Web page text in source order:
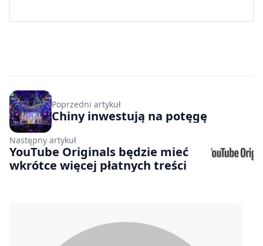
Poprzedni artykuł
Chiny inwestują na potęgę
Następny artykuł
YouTube Originals będzie mieć
wkrótce więcej płatnych treści